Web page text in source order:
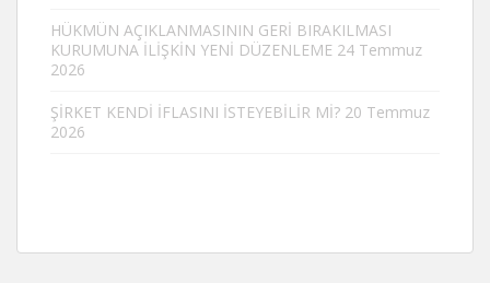
HÜKMÜN AÇIKLANMASININ GERİ BIRAKILMASI
KURUMUNA İLİŞKİN YENİ DÜZENLEME 24 Temmuz
2026
ŞİRKET KENDİ İFLASINI İSTEYEBİLİR Mİ? 20 Temmuz
2026